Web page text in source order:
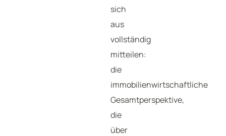
sich
aus
vollständig
mitteilen:
die
immobilienwirtschaftliche
Gesamtperspektive,
die
über